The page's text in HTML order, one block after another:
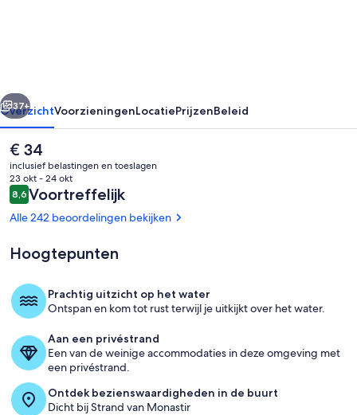
Volgende
37+
OverzichtVoorzieningenLocatiePrijzenBeleid
De
huidige
prijs
is
€ 34
€ 34
inclusief belastingen en toeslagen
23 okt - 24 okt
Beoordelingen
8,68,6 op 10 –
Voortreffelijk
Alle 242 beoordelingen bekijken
Hoogtepunten
Prachtig uitzicht op het water
Ontspan en kom tot rust terwijl je uitkijkt over het water.
Aan een privéstrand
Een van de weinige accommodaties in deze omgeving met
een privéstrand.
Ontdek bezienswaardigheden in de buurt
Dicht bij Strand van Monastir